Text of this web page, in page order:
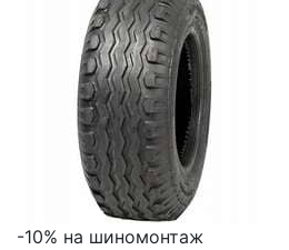
-10% на шиномонтаж